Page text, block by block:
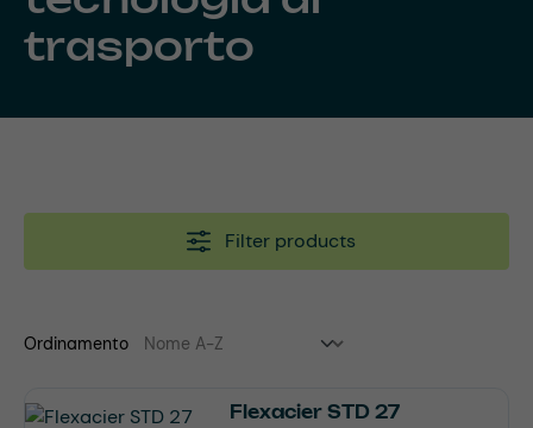
trasporto
Filter products
Ordinamento
Flexacier STD 27